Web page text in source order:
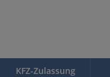
KFZ-Zulassung